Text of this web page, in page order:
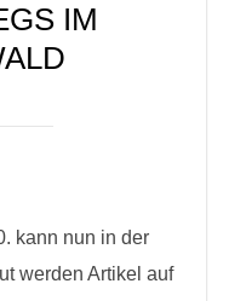
IM
kann nun in der
werden Artikel auf